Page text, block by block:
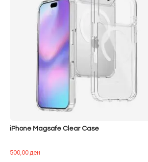
iPhone Magsafe Clear Case
500,00ден